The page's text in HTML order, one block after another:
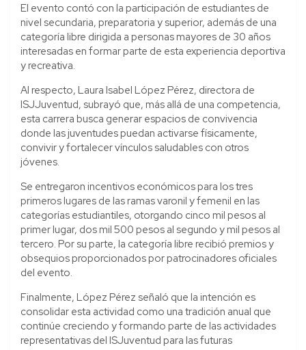
El evento contó con la participación de estudiantes de
nivel secundaria, preparatoria y superior, además de una
categoría libre dirigida a personas mayores de 30 años
interesadas en formar parte de esta experiencia deportiva
y recreativa.
Al respecto, Laura Isabel López Pérez, directora de
ISJJuventud, subrayó que, más allá de una competencia,
esta carrera busca generar espacios de convivencia
donde las juventudes puedan activarse físicamente,
convivir y fortalecer vínculos saludables con otros
jóvenes.
Se entregaron incentivos económicos para los tres
primeros lugares de las ramas varonil y femenil en las
categorías estudiantiles, otorgando cinco mil pesos al
primer lugar, dos mil 500 pesos al segundo y mil pesos al
tercero. Por su parte, la categoría libre recibió premios y
obsequios proporcionados por patrocinadores oficiales
del evento.
Finalmente, López Pérez señaló que la intención es
consolidar esta actividad como una tradición anual que
continúe creciendo y formando parte de las actividades
representativas del ISJuventud para las futuras